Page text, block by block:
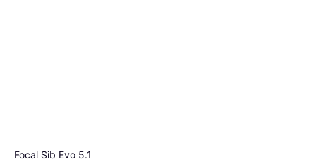
Focal Sib Evo 5.1